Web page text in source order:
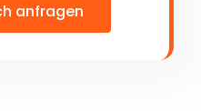
anfragen